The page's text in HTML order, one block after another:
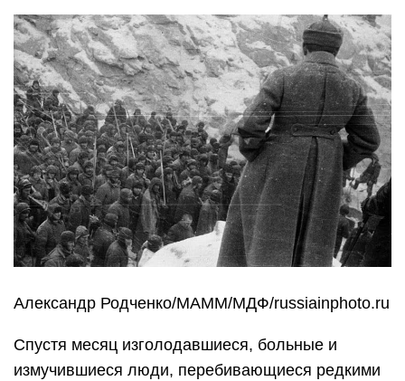
Александр Родченко/МАММ/МДФ/russiainphoto.ru
Спустя месяц изголодавшиеся, больные и
измучившиеся люди, перебивающиеся редкими